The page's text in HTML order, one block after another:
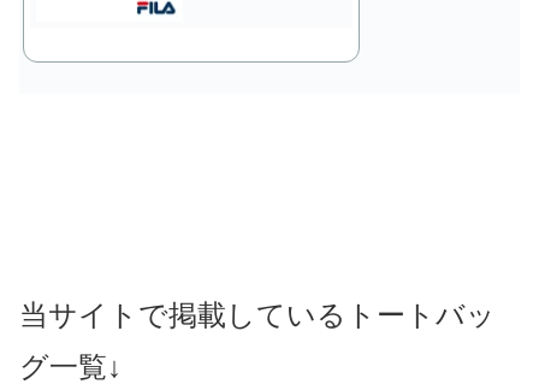
当サイトで掲載しているトートバッ
グ一覧↓